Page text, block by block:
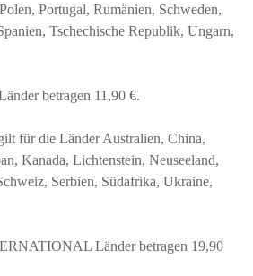
Portugal, Rumänien, Schweden,
Tschechische Republik, Ungarn,
betragen 11,90 €.
für die Länder Australien, China,
Kanada, Lichtenstein, Neuseeland,
Serbien, Südafrika, Ukraine,
Länder betragen 19,90